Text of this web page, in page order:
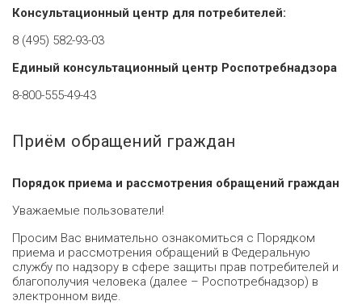
Консультационный центр для потребителей:
8 (495) 582-93-03
Единый консультационный центр Роспотребнадзора
8-800-555-49-43
Приём обращений граждан
Порядок приема и рассмотрения обращений граждан
Уважаемые пользователи!
Просим Вас внимательно ознакомиться с Порядком
приема и рассмотрения обращений в Федеральную
службу по надзору в сфере защиты прав потребителей и
благополучия человека (далее – Роспотребнадзор) в
электронном виде.